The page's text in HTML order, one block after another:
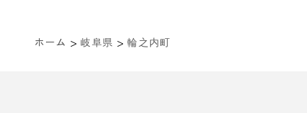
ホーム > 岐阜県 > 輪之内町